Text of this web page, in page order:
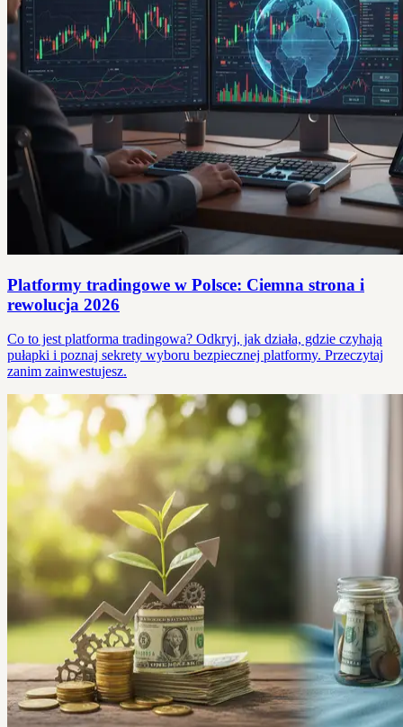
Platformy tradingowe w Polsce: Ciemna strona i
rewolucja 2026
Co to jest platforma tradingowa? Odkryj, jak działa, gdzie czyhają
pułapki i poznaj sekrety wyboru bezpiecznej platformy. Przeczytaj
zanim zainwestujesz.